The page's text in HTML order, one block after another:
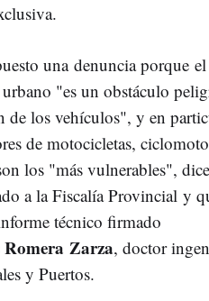
una denuncia porque el
"es un obstáculo
de los vehículos", y en
de motocicletas,
los "más vulnerables",
a la Fiscalía Provincial y
técnico firmado
Zarza, doctor
y Puertos.